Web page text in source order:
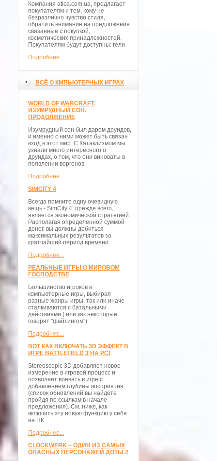
Компания atica.com.ua, предлагает
покупателям и тем, кому не
безразлично чувство стиля,
обратить внимание на предложения
связанные с покупкой,
косметических принадлежностей.
Покупателям будут доступны: гели
Подробнее...
ВСЁ О КМПЬЮТЕРНЫХ ИГРАХ
WORLD OF WARCRAFT.
ИЗУМРУДНЫЙ СОН.
ПРОДОЛЖЕНИЕ
Изумрудный сон был даром друидов,
и именно с ними может быть связан
вход в этот мир. С Катаклизмом мы
узнали много интересного о
друидах, о том, что они виноваты в
появлении воргенов.
Подробнее...
SIMCITY 4
Всегда помните одну очевидную
вещь - SimCity 4, прежде всего,
является экономической стратегией.
Располагая определенной суммой
денег, вы должны добиться
максимальных результатов за
кратчайший период времени.
Подробнее...
РЕАЛЬНЫЕ ИГРЫ О МИРОВОМ
ГОСПОДСТВЕ
Большинство игроков в
компьютерные игры, выбирая
разные жанры игры, так или иначе
сталкиваются с батальными
действиями ( или как некоторые
говорят "файтингом").
Подробнее...
ВОТ КАК ВКЛЮЧАТЬ 3D ЭФФЕКТ В
ИГРЕ BATTLEFIELD 3 НА PC!
Stereoscopic 3D добавляет новое
измерение в игровой процесс и
позволяет воевать в игре с
добавлением глубины восприятия
(список обновлений вы найдете
пройдя по ссылкам в начале
предложения). См. ниже, как
включить эту новую функцию у себя
на ПК.
Подробнее...
CLOCKWERK – ОДИН ИЗ САМЫХ
ОПАСНЫХ ПЕРСОНАЖЕЙ ДОТЫ 2